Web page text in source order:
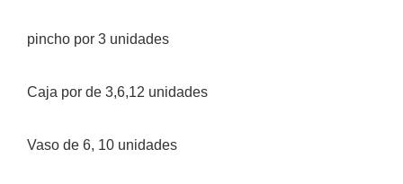
pincho por 3 unidades
Caja por de 3,6,12 unidades
Vaso de 6, 10 unidades